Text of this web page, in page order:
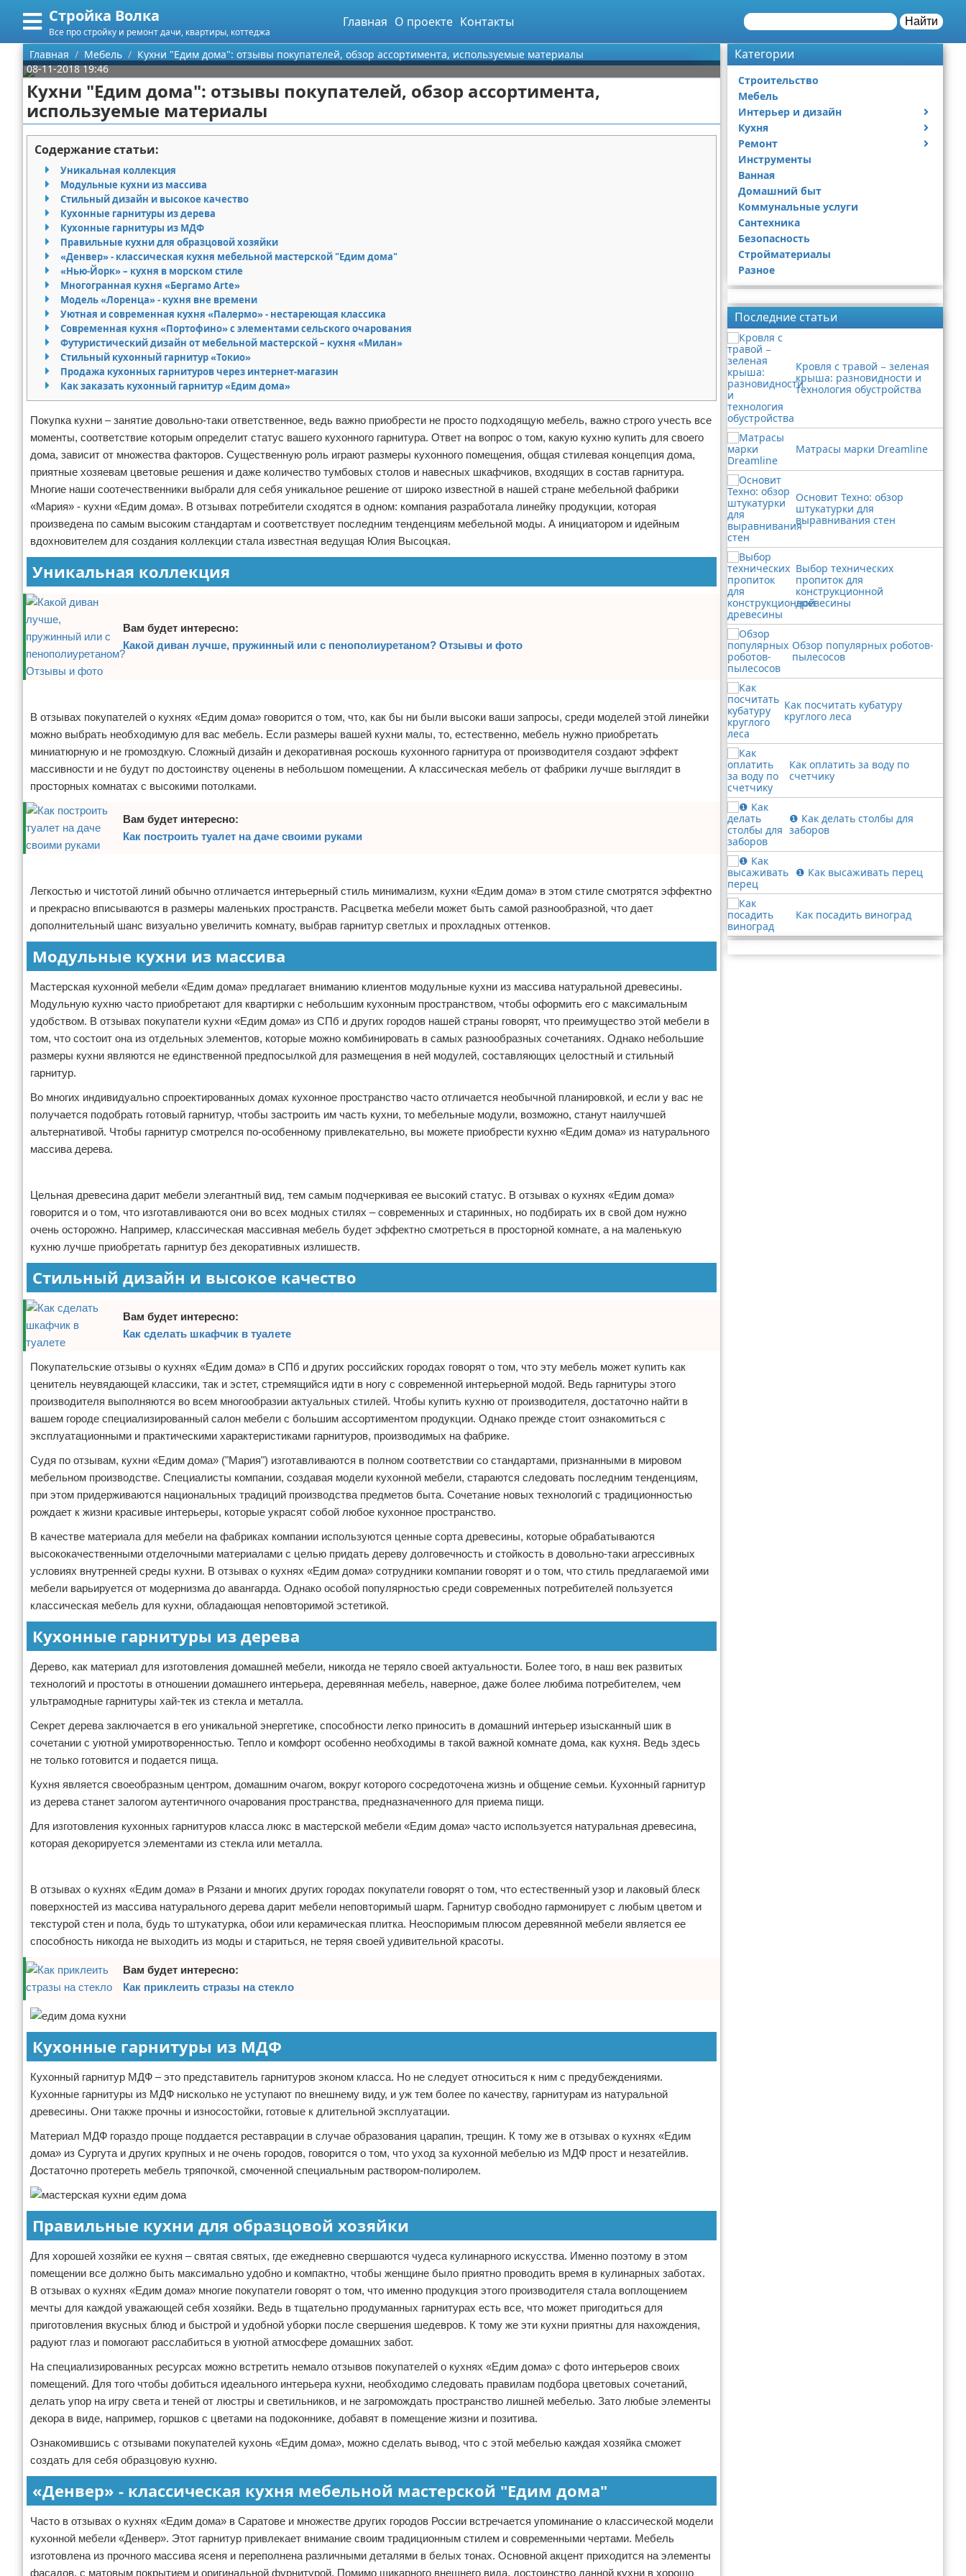
Стройка Волка
Все про стройку и ремонт дачи, квартиры, коттеджа
Главная О проекте Контакты Найти
Меню
Главная
Категории
Строительство
Мебель
Интерьер и дизайн
Дизайн дачи
Дизайн квартиры
Кухня
Посуда
Ремонт
Ремонт дачи
Ремонт квартиры
Инструменты
Ванная
Домашний быт
Коммунальные услуги
Сантехника
Безопасность
Стройматериалы
Разное
Поиск
О проекте
Контакты
Сотрудничество
Размещение рекламы
Для правообладателей
Условия предоставления информации
Отказ от ответственности
Главная Мебель
Кухни "Едим дома": отзывы покупателей, обзор ассортимента, используемые материалы
08-11-2018 19:46
Кухни "Едим дома": отзывы покупателей, обзор ассортимента,
используемые материалы
Содержание статьи:
Уникальная коллекция
Модульные кухни из массива
Стильный дизайн и высокое качество
Кухонные гарнитуры из дерева
Кухонные гарнитуры из МДФ
Правильные кухни для образцовой хозяйки
«Денвер» - классическая кухня мебельной мастерской "Едим дома"
«Нью-Йорк» – кухня в морском стиле
Многогранная кухня «Бергамо Arte»
Модель «Лоренца» - кухня вне времени
Уютная и современная кухня «Палермо» - нестареющая классика
Современная кухня «Портофино» с элементами сельского очарования
Футуристический дизайн от мебельной мастерской – кухня «Милан»
Стильный кухонный гарнитур «Токио»
Продажа кухонных гарнитуров через интернет-магазин
Как заказать кухонный гарнитур «Едим дома»
Покупка кухни – занятие довольно-таки ответственное, ведь важно приобрести не просто подходящую мебель, важно строго учесть все
моменты, соответствие которым определит статус вашего кухонного гарнитура. Ответ на вопрос о том, какую кухню купить для своего
дома, зависит от множества факторов. Существенную роль играют размеры кухонного помещения, общая стилевая концепция дома,
приятные хозяевам цветовые решения и даже количество тумбовых столов и навесных шкафчиков, входящих в состав гарнитура.
Многие наши соотечественники выбрали для себя уникальное решение от широко известной в нашей стране мебельной фабрики
«Мария» - кухни «Едим дома». В отзывах потребители сходятся в одном: компания разработала линейку продукции, которая
произведена по самым высоким стандартам и соответствует последним тенденциям мебельной моды. А инициатором и идейным
вдохновителем для создания коллекции стала известная ведущая Юлия Высоцкая.
Уникальная коллекция
Вам будет интересно:
Какой диван лучше, пружинный или с пенополиуретаном? Отзывы и фото
В отзывах покупателей о кухнях «Едим дома» говорится о том, что, как бы ни были высоки ваши запросы, среди моделей этой линейки
можно выбрать необходимую для вас мебель. Если размеры вашей кухни малы, то, естественно, мебель нужно приобретать
миниатюрную и не громоздкую. Сложный дизайн и декоративная роскошь кухонного гарнитура от производителя создают эффект
массивности и не будут по достоинству оценены в небольшом помещении. А классическая мебель от фабрики лучше выглядит в
просторных комнатах с высокими потолками.
Вам будет интересно:
Как построить туалет на даче своими руками
Легкостью и чистотой линий обычно отличается интерьерный стиль минимализм, кухни «Едим дома» в этом стиле смотрятся эффектно
и прекрасно вписываются в размеры маленьких пространств. Расцветка мебели может быть самой разнообразной, что дает
дополнительный шанс визуально увеличить комнату, выбрав гарнитур светлых и прохладных оттенков.
Модульные кухни из массива
Мастерская кухонной мебели «Едим дома» предлагает вниманию клиентов модульные кухни из массива натуральной древесины.
Модульную кухню часто приобретают для квартирки с небольшим кухонным пространством, чтобы оформить его с максимальным
удобством. В отзывах покупатели кухни «Едим дома» из СПб и других городов нашей страны говорят, что преимущество этой мебели в
том, что состоит она из отдельных элементов, которые можно комбинировать в самых разнообразных сочетаниях. Однако небольшие
размеры кухни являются не единственной предпосылкой для размещения в ней модулей, составляющих целостный и стильный
гарнитур.
Во многих индивидуально спроектированных домах кухонное пространство часто отличается необычной планировкой, и если у вас не
получается подобрать готовый гарнитур, чтобы застроить им часть кухни, то мебельные модули, возможно, станут наилучшей
альтернативой. Чтобы гарнитур смотрелся по-особенному привлекательно, вы можете приобрести кухню «Едим дома» из натурального
массива дерева.
Цельная древесина дарит мебели элегантный вид, тем самым подчеркивая ее высокий статус. В отзывах о кухнях «Едим дома»
говорится и о том, что изготавливаются они во всех модных стилях – современных и старинных, но подбирать их в свой дом нужно
очень осторожно. Например, классическая массивная мебель будет эффектно смотреться в просторной комнате, а на маленькую
кухню лучше приобретать гарнитур без декоративных излишеств.
Стильный дизайн и высокое качество
Вам будет интересно:
Как сделать шкафчик в туалете
Покупательские отзывы о кухнях «Едим дома» в СПб и других российских городах говорят о том, что эту мебель может купить как
ценитель неувядающей классики, так и эстет, стремящийся идти в ногу с современной интерьерной модой. Ведь гарнитуры этого
производителя выполняются во всем многообразии актуальных стилей. Чтобы купить кухню от производителя, достаточно найти в
вашем городе специализированный салон мебели с большим ассортиментом продукции. Однако прежде стоит ознакомиться с
эксплуатационными и практическими характеристиками гарнитуров, производимых на фабрике.
Судя по отзывам, кухни «Едим дома» ("Мария") изготавливаются в полном соответствии со стандартами, признанными в мировом
мебельном производстве. Специалисты компании, создавая модели кухонной мебели, стараются следовать последним тенденциям,
при этом придерживаются национальных традиций производства предметов быта. Сочетание новых технологий с традиционностью
рождает к жизни красивые интерьеры, которые украсят собой любое кухонное пространство.
В качестве материала для мебели на фабриках компании используются ценные сорта древесины, которые обрабатываются
высококачественными отделочными материалами с целью придать дереву долговечность и стойкость в довольно-таки агрессивных
условиях внутренней среды кухни. В отзывах о кухнях «Едим дома» сотрудники компании говорят и о том, что стиль предлагаемой ими
мебели варьируется от модернизма до авангарда. Однако особой популярностью среди современных потребителей пользуется
классическая мебель для кухни, обладающая неповторимой эстетикой.
Кухонные гарнитуры из дерева
Дерево, как материал для изготовления домашней мебели, никогда не теряло своей актуальности. Более того, в наш век развитых
технологий и простоты в отношении домашнего интерьера, деревянная мебель, наверное, даже более любима потребителем, чем
ультрамодные гарнитуры хай-тек из стекла и металла.
Секрет дерева заключается в его уникальной энергетике, способности легко приносить в домашний интерьер изысканный шик в
сочетании с уютной умиротворенностью. Тепло и комфорт особенно необходимы в такой важной комнате дома, как кухня. Ведь здесь
не только готовится и подается пища.
Кухня является своеобразным центром, домашним очагом, вокруг которого сосредоточена жизнь и общение семьи. Кухонный гарнитур
из дерева станет залогом аутентичного очарования пространства, предназначенного для приема пищи.
Для изготовления кухонных гарнитуров класса люкс в мастерской мебели «Едим дома» часто используется натуральная древесина,
которая декорируется элементами из стекла или металла.
В отзывах о кухнях «Едим дома» в Рязани и многих других городах покупатели говорят о том, что естественный узор и лаковый блеск
поверхностей из массива натурального дерева дарит мебели неповторимый шарм. Гарнитур свободно гармонирует с любым цветом и
текстурой стен и пола, будь то штукатурка, обои или керамическая плитка. Неоспоримым плюсом деревянной мебели является ее
способность никогда не выходить из моды и стариться, не теряя своей удивительной красоты.
Вам будет интересно:
Как приклеить стразы на стекло
Кухонные гарнитуры из МДФ
Кухонный гарнитур МДФ – это представитель гарнитуров эконом класса. Но не следует относиться к ним с предубеждениями.
Кухонные гарнитуры из МДФ нисколько не уступают по внешнему виду, и уж тем более по качеству, гарнитурам из натуральной
древесины. Они также прочны и износостойки, готовые к длительной эксплуатации.
Материал МДФ гораздо проще поддается реставрации в случае образования царапин, трещин. К тому же в отзывах о кухнях «Едим
дома» из Сургута и других крупных и не очень городов, говорится о том, что уход за кухонной мебелью из МДФ прост и незатейлив.
Достаточно протереть мебель тряпочкой, смоченной специальным раствором-полиролем.
Правильные кухни для образцовой хозяйки
Для хорошей хозяйки ее кухня – святая святых, где ежедневно свершаются чудеса кулинарного искусства. Именно поэтому в этом
помещении все должно быть максимально удобно и компактно, чтобы женщине было приятно проводить время в кулинарных заботах.
В отзывах о кухнях «Едим дома» многие покупатели говорят о том, что именно продукция этого производителя стала воплощением
мечты для каждой уважающей себя хозяйки. Ведь в тщательно продуманных гарнитурах есть все, что может пригодиться для
приготовления вкусных блюд и быстрой и удобной уборки после свершения шедевров. К тому же эти кухни приятны для нахождения,
радуют глаз и помогают расслабиться в уютной атмосфере домашних забот.
На специализированных ресурсах можно встретить немало отзывов покупателей о кухнях «Едим дома» с фото интерьеров своих
помещений. Для того чтобы добиться идеального интерьера кухни, необходимо следовать правилам подбора цветовых сочетаний,
делать упор на игру света и теней от люстры и светильников, и не загромождать пространство лишней мебелью. Зато любые элементы
декора в виде, например, горшков с цветами на подоконнике, добавят в помещение жизни и позитива.
Ознакомившись с отзывами покупателей кухонь «Едим дома», можно сделать вывод, что с этой мебелью каждая хозяйка сможет
создать для себя образцовую кухню.
«Денвер» - классическая кухня мебельной мастерской "Едим дома"
Часто в отзывах о кухнях «Едим дома» в Саратове и множестве других городов России встречается упоминание о классической модели
кухонной мебели «Денвер». Этот гарнитур привлекает внимание своим традиционным стилем и современными чертами. Мебель
изготовлена из прочного массива ясеня и переполнена различными деталями в белых тонах. Основной акцент приходится на элементы
фасадов, с матовым покрытием и оригинальной фурнитурой. Помимо шикарного внешнего вида, достоинство данной кухни в хорошо
Категории
Строительство
Мебель
Интерьер и дизайн
Дизайн дачи
Дизайн квартиры
Кухня
Посуда
Ремонт
Ремонт дачи
Ремонт квартиры
Инструменты
Ванная
Домашний быт
Коммунальные услуги
Сантехника
Безопасность
Стройматериалы
Разное
Последние статьи
Кровля с травой − зеленая
крыша: разновидности и
технология обустройства
Матрасы марки Dreamline
Основит Техно: обзор
штукатурки для
выравнивания стен
Выбор технических
пропиток для
конструкционной
древесины
Обзор популярных роботов-
пылесосов
Как посчитать кубатуру
круглого леса
Как оплатить за воду по
счетчику
❶ Как делать столбы для
заборов
❶ Как высаживать перец
Как посадить виноград